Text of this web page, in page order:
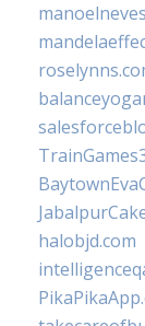
halobjd.com